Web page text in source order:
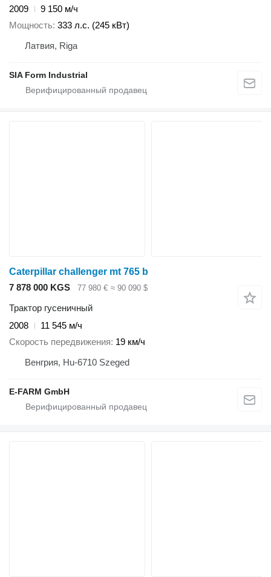
2009
9 150 м/ч
Мощность 333 л.с. (245 кВт)
Латвия, Riga
SIA Form Industrial
Caterpillar challenger mt 765 b
7 878 000 KGS
77 980 € ≈ 90 090 $
Трактор гусеничный
2008
11 545 м/ч
Скорость передвижения 19 км/ч
Венгрия, Hu-6710 Szeged
E-FARM GmbH